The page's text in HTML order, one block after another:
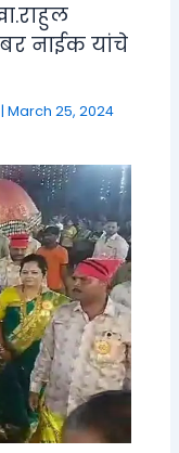
नाईक यांचे
March 25, 2024